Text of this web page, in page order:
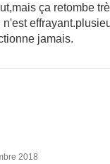
ça retombe
jamais.
2018